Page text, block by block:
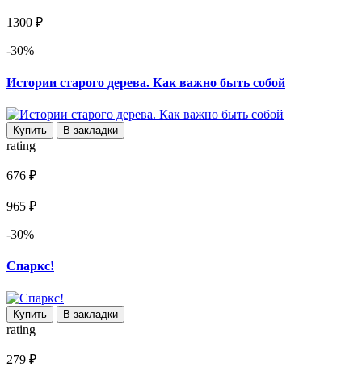
1300 ₽
-30%
Истории старого дерева. Как важно быть собой
Купить В закладки
rating
676 ₽
965 ₽
-30%
Спаркс!
Купить В закладки
rating
279 ₽